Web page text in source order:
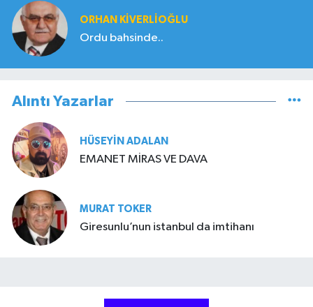
ORHAN KIVERLIOĞLU
Ordu bahsinde..
Alıntı Yazarlar
HÜSEYIN ADALAN
EMANET MİRAS VE DAVA
MURAT TOKER
Giresunlu’nun istanbul da imtihanı